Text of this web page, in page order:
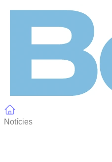
Notícies